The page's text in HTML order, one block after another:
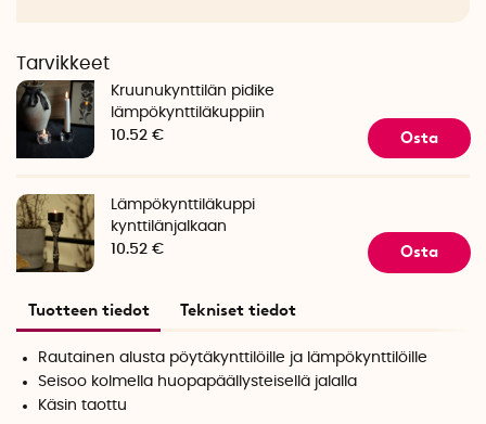
Tarvikkeet
Kruunukynttilän pidike
lämpökynttiläkuppiin
10.52 €
Osta
Lämpökynttiläkuppi
kynttilänjalkaan
10.52 €
Osta
Tuotteen tiedot Tekniset tiedot
Rautainen alusta pöytäkynttilöille ja lämpökynttilöille
Seisoo kolmella huopapäällysteisellä jalalla
Käsin taottu